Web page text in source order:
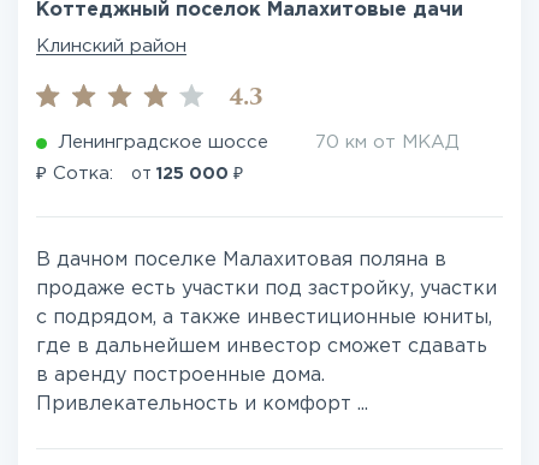
Коттеджный поселок Малахитовые дачи
Клинский район
4.3
Ленинградское шоссе 70 км от МКАД
₽ Сотка: от 125 000 ₽
В дачном поселке Малахитовая поляна в
продаже есть участки под застройку, участки
с подрядом, а также инвестиционные юниты,
где в дальнейшем инвестор сможет сдавать
в аренду построенные дома.
Привлекательность и комфорт ...